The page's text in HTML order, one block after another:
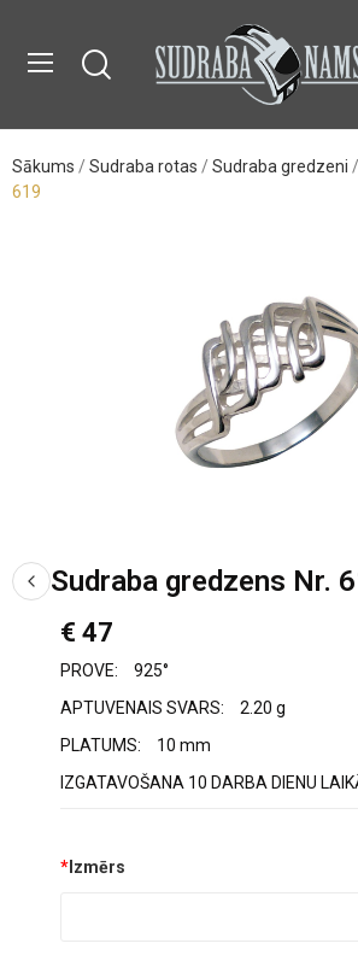
Sākums Sudraba rotas Sudraba gredzeni
619
Sudraba gredzens Nr.
€ 47
PROVE:
925°
APTUVENAIS SVARS:
2.20 g
PLATUMS:
10 mm
IZGATAVOŠANA 10 DARBA DIENU
* Izmērs